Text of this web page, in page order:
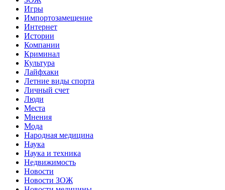
Игры
Импортозамещение
Интернет
Истории
Компании
Криминал
Культура
Лайфхаки
Летние виды спорта
Личный счет
Люди
Места
Мнения
Мода
Народная медицина
Наука
Наука и техника
Недвижимость
Новости
Новости ЗОЖ